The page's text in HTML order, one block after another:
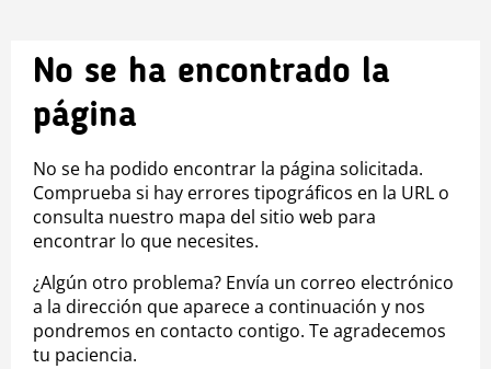
No se ha encontrado la
página
No se ha podido encontrar la página solicitada.
Comprueba si hay errores tipográficos en la URL o
consulta nuestro mapa del sitio web para
encontrar lo que necesites.
¿Algún otro problema? Envía un correo electrónico
a la dirección que aparece a continuación y nos
pondremos en contacto contigo. Te agradecemos
tu paciencia.